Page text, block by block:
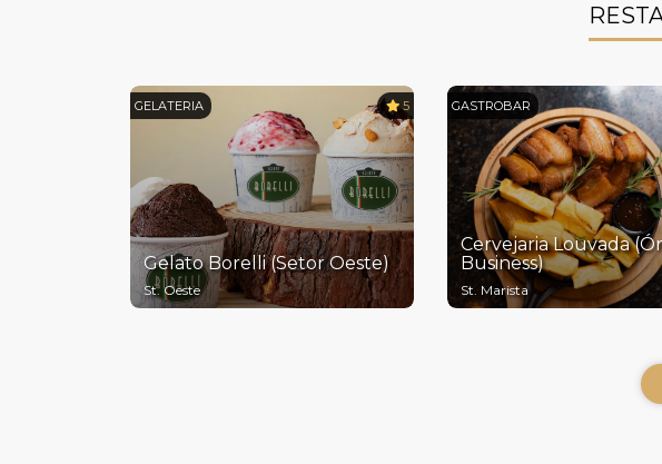
GELATERIA 5
Gelato Borelli (Setor Oeste)
St. Oeste
GASTROBAR
Cervejaria Louvada
Business)
St. Marista